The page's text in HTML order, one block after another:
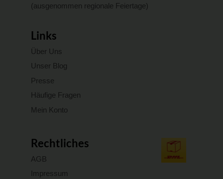
(ausgenommen regionale Feiertage)
Links
Über Uns
Unser Blog
Presse
Häufige Fragen
Mein Konto
Rechtliches
AGB
Impressum